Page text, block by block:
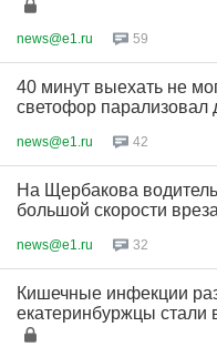
news@e1.ru 59
40 минут выехать не
светофор парализовал
news@e1.ru 42
На Щербакова
большой скорости
news@e1.ru 32
Кишечные инфекции
екатеринбуржцы стали